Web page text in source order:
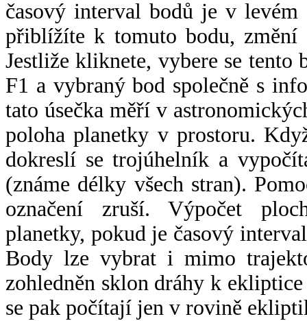
časový interval bodů je v
přiblížíte k tomuto bodu,
Jestliže kliknete, vybere se tento
F1 a vybraný bod společně s
tato úsečka měří v
poloha planetky v prostoru.
dokreslí se trojúhelník a
(známe délky všech stran).
označení zruší. Výpočet
planetky, pokud je časový
Body lze vybrat i mimo
zohledněn sklon dráhy k
se pak počítají jen v rovině